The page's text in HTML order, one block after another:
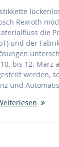
Rexroth
die
und der
bis 12. März
werden,
und